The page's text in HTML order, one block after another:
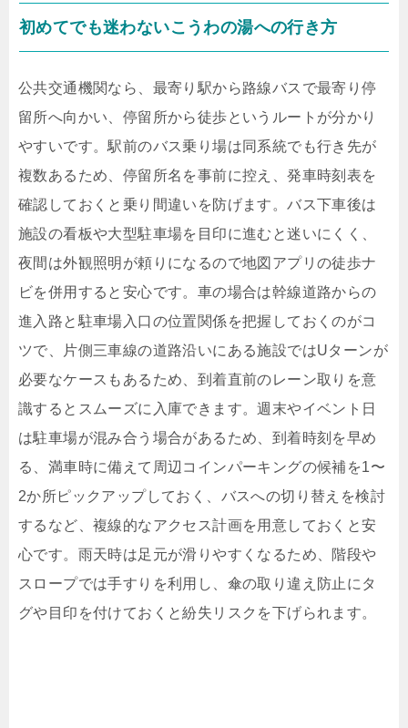
初めてでも迷わないこうわの湯への行き方
公共交通機関なら、最寄り駅から路線バスで最寄り停
留所へ向かい、停留所から徒歩というルートが分かり
やすいです。駅前のバス乗り場は同系統でも行き先が
複数あるため、停留所名を事前に控え、発車時刻表を
確認しておくと乗り間違いを防げます。バス下車後は
施設の看板や大型駐車場を目印に進むと迷いにくく、
夜間は外観照明が頼りになるので地図アプリの徒歩ナ
ビを併用すると安心です。車の場合は幹線道路からの
進入路と駐車場入口の位置関係を把握しておくのがコ
ツで、片側三車線の道路沿いにある施設ではUターンが
必要なケースもあるため、到着直前のレーン取りを意
識するとスムーズに入庫できます。週末やイベント日
は駐車場が混み合う場合があるため、到着時刻を早め
る、満車時に備えて周辺コインパーキングの候補を1〜
2か所ピックアップしておく、バスへの切り替えを検討
するなど、複線的なアクセス計画を用意しておくと安
心です。雨天時は足元が滑りやすくなるため、階段や
スロープでは手すりを利用し、傘の取り違え防止にタ
グや目印を付けておくと紛失リスクを下げられます。